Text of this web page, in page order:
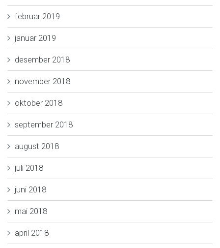
februar 2019
januar 2019
desember 2018
november 2018
oktober 2018
september 2018
august 2018
juli 2018
juni 2018
mai 2018
april 2018